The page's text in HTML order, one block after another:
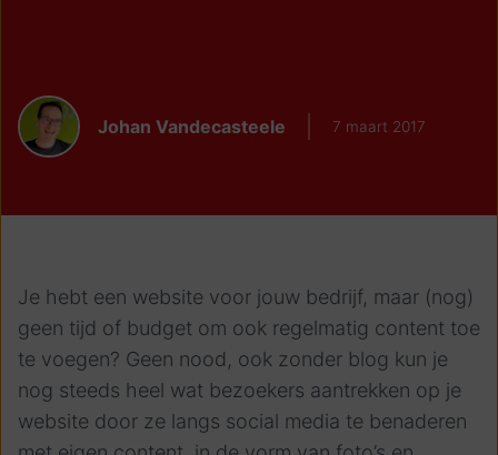
Johan Vandecasteele 7 maart 2017
Je hebt een website voor jouw bedrijf, maar (nog)
geen tijd of budget om ook regelmatig content toe
te voegen? Geen nood, ook zonder blog kun je
nog steeds heel wat bezoekers aantrekken op je
website door ze langs social media te benaderen